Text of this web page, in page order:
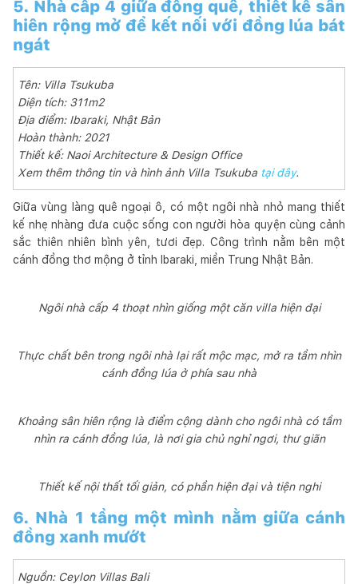
5. Nhà cấp 4 giữa đồng quê, thiết kế sân
hiên rộng mở để kết nối với đồng lúa bát
ngát
Tên: Villa Tsukuba
Diện tích: 311m2
Địa điểm: Ibaraki, Nhật Bản
Hoàn thành: 2021
Thiết kế: Naoi Architecture & Design Office
Xem thêm thông tin và hình ảnh Villa Tsukuba tại đây.
Giữa vùng làng quê ngoại ô, có một ngôi nhà nhỏ mang thiết
kế nhẹ nhàng đưa cuộc sống con người hòa quyện cùng cảnh
sắc thiên nhiên bình yên, tươi đẹp. Công trình nằm bên một
cánh đồng thơ mộng ở tỉnh Ibaraki, miền Trung Nhật Bản.
Ngôi nhà cấp 4 thoạt nhìn giống một căn villa hiện đại
Thực chất bên trong ngôi nhà lại rất mộc mạc, mở ra tầm nhìn
cánh đồng lúa ở phía sau nhà
Khoảng sân hiên rộng là điểm cộng dành cho ngôi nhà có tầm
nhìn ra cánh đồng lúa, là nơi gia chủ nghỉ ngơi, thư giãn
Thiết kế nội thất tối giản, có phần hiện đại và tiện nghi
6. Nhà 1 tầng một mình nằm giữa cánh
đồng xanh mướt
Nguồn: Ceylon Villas Bali